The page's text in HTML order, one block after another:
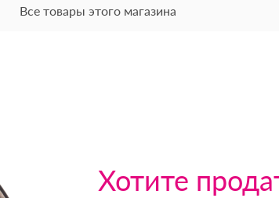
Все товары этого магазина
Хотите